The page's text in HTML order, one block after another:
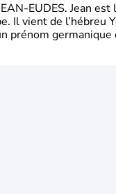
EUDES. Jean
Il vient de l’hébreu
prénom